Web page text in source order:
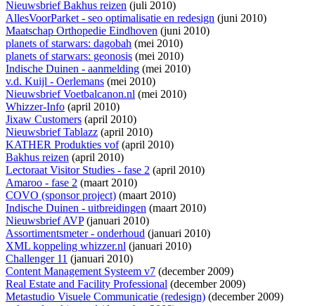
Nieuwsbrief Bakhus reizen (juli 2010)
AllesVoorParket - seo optimalisatie en redesign (juni 2010)
Maatschap Orthopedie Eindhoven (juni 2010)
planets of starwars: dagobah (mei 2010)
planets of starwars: geonosis (mei 2010)
Indische Duinen - aanmelding (mei 2010)
v.d. Kuijl - Oerlemans (mei 2010)
Nieuwsbrief Voetbalcanon.nl (mei 2010)
Whizzer-Info (april 2010)
Jixaw Customers (april 2010)
Nieuwsbrief Tablazz (april 2010)
KATHER Produkties vof(april 2010)
Bakhus reizen (april 2010)
Lectoraat Visitor Studies - fase 2 (april 2010)
Amaroo - fase 2 (maart 2010)
COVO (sponsor project) (maart 2010)
Indische Duinen - uitbreidingen (maart 2010)
Nieuwsbrief AVP(januari 2010)
Assortimentsmeter - onderhoud (januari 2010)
XML koppeling whizzer.nl (januari 2010)
Challenger 11 (januari 2010)
Content Management Systeem v7 (december 2009)
Real Estate and Facility Professional (december 2009)
Metastudio Visuele Communicatie (redesign) (december 2009)